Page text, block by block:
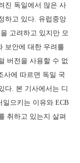
진 독일에서 많은 사
하고 있다. 유럽중앙
고려하고 있지만 모
보안에 대한 우려를
버전을 사용할 수 없
사에 따르면 독일 국
다. 본 기사에서는 디
으키는 이유와 ECB
취하고 있는지 살펴